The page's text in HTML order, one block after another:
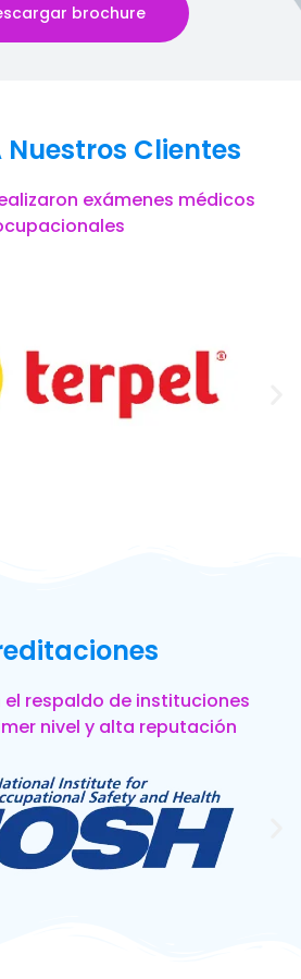
brochure
Nuestros Clientes
exámenes médicos
respaldo de instituciones
nivel y alta reputación